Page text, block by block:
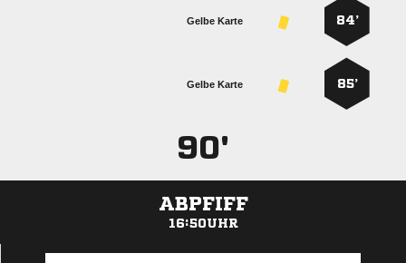
84’
Gelbe Karte
85’
Gelbe Karte
90'
ABPFIFF
16:50UHR
ANZEIGE